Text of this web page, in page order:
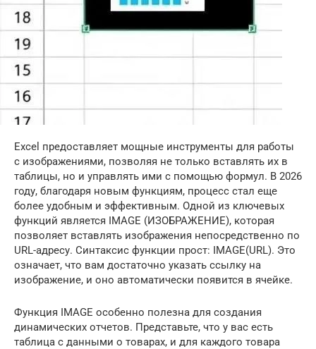
Excel предоставляет мощные инструменты для работы
с изображениями, позволяя не только вставлять их в
таблицы, но и управлять ими с помощью формул. В 2026
году, благодаря новым функциям, процесс стал еще
более удобным и эффективным. Одной из ключевых
функций является IMAGE (ИЗОБРАЖЕНИЕ), которая
позволяет вставлять изображения непосредственно по
URL-адресу. Синтаксис функции прост: IMAGE(URL). Это
означает, что вам достаточно указать ссылку на
изображение, и оно автоматически появится в ячейке.
Функция IMAGE особенно полезна для создания
динамических отчетов. Представьте, что у вас есть
таблица с данными о товарах, и для каждого товара